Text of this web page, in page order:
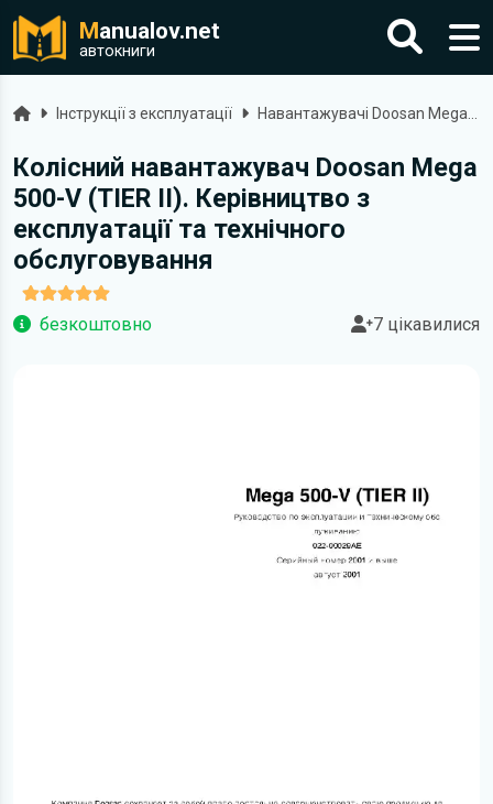
Manualov.net
автокниги
ГоловнаІнструкції з експлуатації
Колісний навантажувач Doosan Mega
500-V (TIER II). Керівництво з
експлуатації та технічного
обслуговування
безкоштовно 7 цікавилися